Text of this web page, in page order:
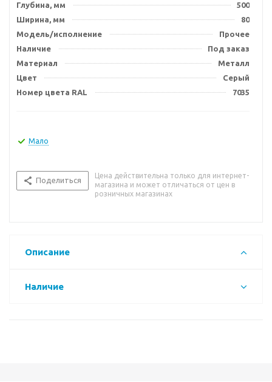
Глубина, мм
500
Ширина, мм
80
Модель/исполнение
Прочее
Наличие
Под заказ
Материал
Металл
Цвет
Серый
Номер цвета RAL
7035
Мало
Поделиться
Цена действительна только для интернет-
магазина и может отличаться от цен в
розничных магазинах
Описание
Наличие